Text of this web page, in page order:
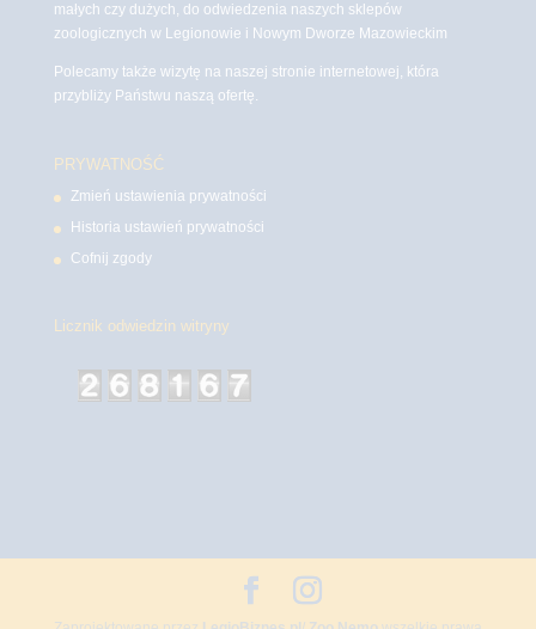
małych czy dużych, do odwiedzenia naszych sklepów
zoologicznych w Legionowie i Nowym Dworze Mazowieckim
Polecamy także wizytę na naszej stronie internetowej, która
przybliży Państwu naszą ofertę.
PRYWATNOŚĆ
Zmień ustawienia prywatności
Historia ustawień prywatności
Cofnij zgody
Licznik odwiedzin witryny